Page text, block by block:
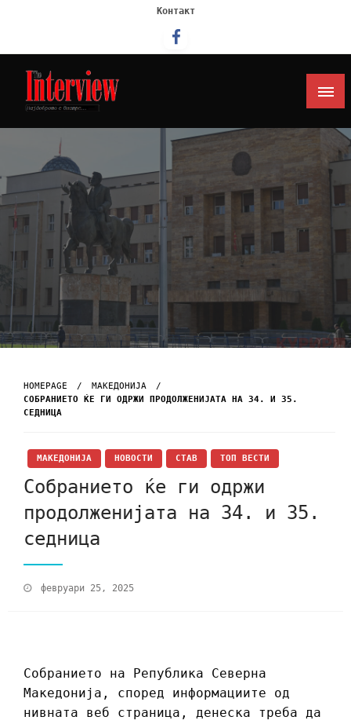
Контакт
Интервју
HOMEPAGE
МАКЕДОНИЈА
СОБРАНИЕТО ЌЕ ГИ ОДРЖИ ПРОДОЛЖЕНИЈАТА НА 34. И 35.
СЕДНИЦА
МАКЕДОНИЈА НОВОСТИ СТАВ ТОП ВЕСТИ
Собранието ќе ги одржи
продолженијата на 34. и 35.
седница
февруари 25, 2025
Собранието на Република Северна
Македонија, според информациите од
нивната веб страница, денеска треба да